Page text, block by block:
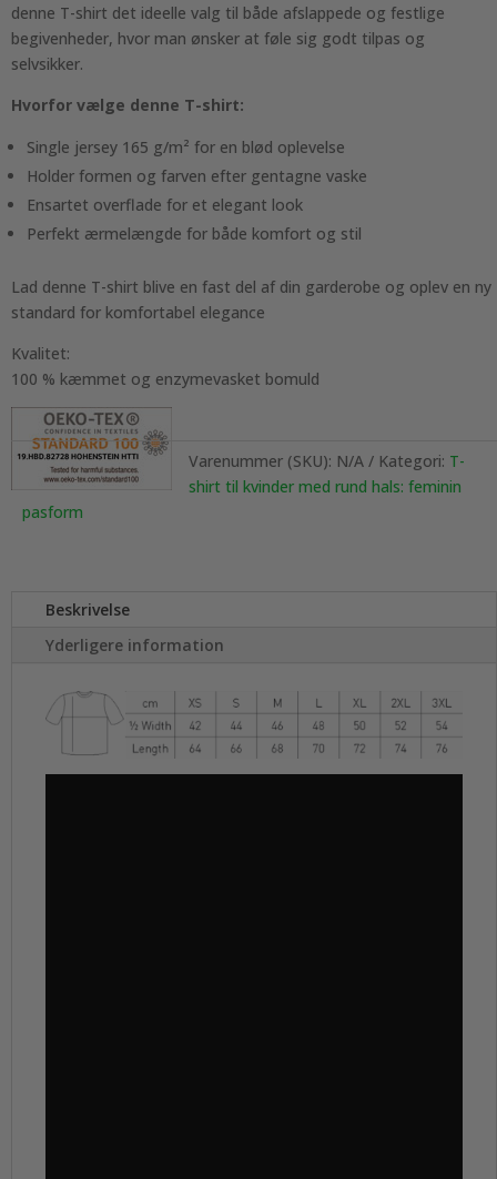
denne T-shirt det ideelle valg til både afslappede og festlige
begivenheder, hvor man ønsker at føle sig godt tilpas og
selvsikker.
Hvorfor vælge denne T-shirt:
Single jersey 165 g/m² for en blød oplevelse
Holder formen og farven efter gentagne vaske
Ensartet overflade for et elegant look
Perfekt ærmelængde for både komfort og stil
Lad denne T-shirt blive en fast del af din garderobe og oplev en ny
standard for komfortabel elegance
Kvalitet:
100 % kæmmet og enzymevasket bomuld
Varenummer (SKU): N/A Kategori: T-
shirt til kvinder med rund hals: feminin
pasform
Beskrivelse
Yderligere information